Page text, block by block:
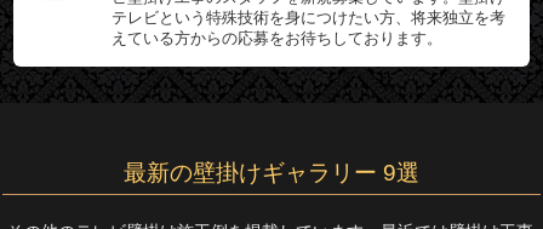
テレビという特殊技術を身につけたい方、将来独立を考
えている方からの応募をお待ちしております。
最新の壁掛けギャラリー 9選